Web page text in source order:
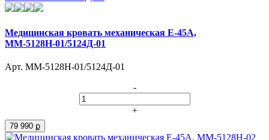
Медицинская кровать механическая Е-45А,
ММ-5128Н-01/5124Д-01
Арт. ММ-5128Н-01/5124Д-01
-
+
79 990 ք